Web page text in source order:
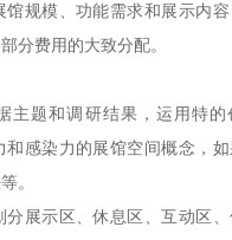
馆规模、功能需求和展示内
分费用的大致分配。
主题和调研结果，运用特的
和感染力的展馆空间概念，
。
展示区、休息区、互动区